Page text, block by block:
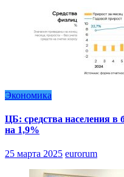
Экономика
ЦБ: средства населения
на 1,9%
25 марта 2025 eurorum